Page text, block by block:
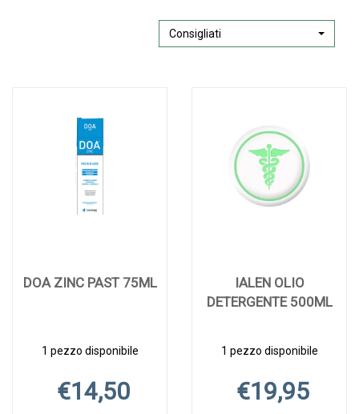
Consigliati
DOA ZINC PAST 75ML
1 pezzo disponibile
€14,50
IALEN OLIO
DETERGENTE 500ML
1 pezzo disponibile
€19,95